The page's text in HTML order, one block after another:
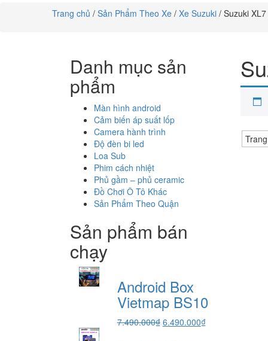
Trang chủ / Sản Phẩm Theo Xe / Xe Suzuki / Suzuki XL7
Danh mục sản
phẩm
Màn hình android
Cảm biến áp suất lốp
Camera hành trình
Độ đèn bi led
Loa Sub
Phim cách nhiệt
Phủ gầm – phủ ceramic
Đồ Chơi Ô Tô Khác
Sản Phẩm Theo Quận
Sản phẩm bán
chạy
Android Box
Vietmap BS10
7.490.000₫ Giá
6.490.000₫Giá